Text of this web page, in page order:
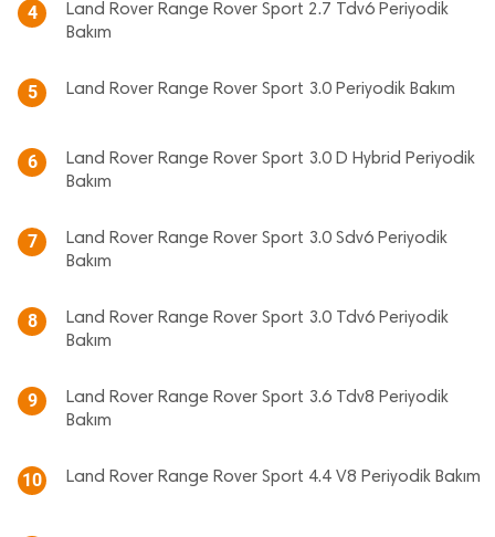
4
Land Rover Range Rover Sport 2.7 Tdv6 Periyodik
Bakım
5 Land Rover Range Rover Sport 3.0 Periyodik Bakım
6
Land Rover Range Rover Sport 3.0 D Hybrid Periyodik
Bakım
7
Land Rover Range Rover Sport 3.0 Sdv6 Periyodik
Bakım
8
Land Rover Range Rover Sport 3.0 Tdv6 Periyodik
Bakım
9
Land Rover Range Rover Sport 3.6 Tdv8 Periyodik
Bakım
10 Land Rover Range Rover Sport 4.4 V8 Periyodik Bakım